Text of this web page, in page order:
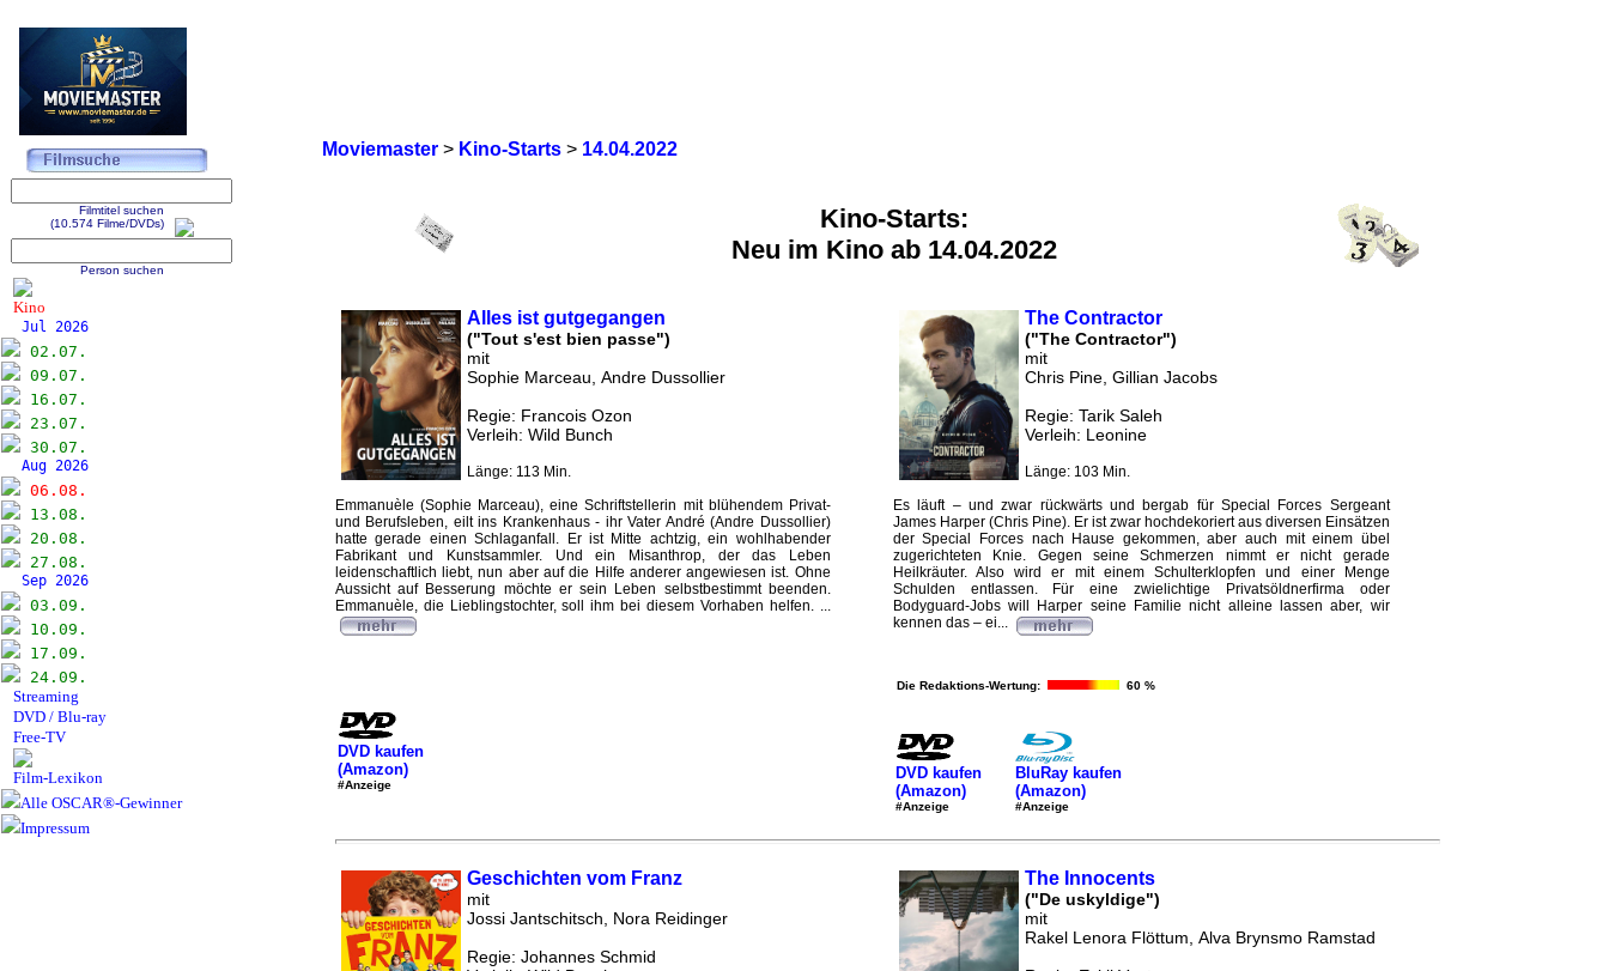
Moviemaster> Kino-Starts> 14.04.2022
Kino-Starts:
Neu im Kino ab 14.04.2022
Alles ist gutgegangen
("Tout s'est bien passe")
mit
Sophie Marceau, Andre Dussollier
Regie: Francois Ozon
Verleih: Wild Bunch
Länge: 113 Min.
Emmanuèle (Sophie Marceau), eine Schriftstellerin mit blühendem Privat-
und Berufsleben, eilt ins Krankenhaus - ihr Vater André (Andre Dussollier)
hatte gerade einen Schlaganfall. Er ist Mitte achtzig, ein wohlhabender
Fabrikant und Kunstsammler. Und ein Misanthrop, der das Leben
leidenschaftlich liebt, nun aber auf die Hilfe anderer angewiesen ist. Ohne
Aussicht auf Besserung möchte er sein Leben selbstbestimmt beenden.
Emmanuèle, die Lieblingstochter, soll ihm bei diesem Vorhaben helfen. ...
DVD kaufen
(Amazon)
#Anzeige
The Contractor
("The Contractor")
mit
Chris Pine, Gillian Jacobs
Regie: Tarik Saleh
Verleih: Leonine
Länge: 103 Min.
Es läuft – und zwar rückwärts und bergab für Special Forces Sergeant
James Harper (Chris Pine). Er ist zwar hochdekoriert aus diversen Einsätzen
der Special Forces nach Hause gekommen, aber auch mit einem übel
zugerichteten Knie. Gegen seine Schmerzen nimmt er nicht gerade
Heilkräuter. Also wird er mit einem Schulterklopfen und einer Menge
Schulden entlassen. Für eine zwielichtige Privatsöldnerfirma oder
Bodyguard-Jobs will Harper seine Familie nicht alleine lassen aber, wir
kennen das – ei...
Die Redaktions-Wertung: 60 %
DVD kaufen
(Amazon)
#Anzeige
BluRay kaufen
(Amazon)
#Anzeige
Geschichten vom Franz
mit
Jossi Jantschitsch, Nora Reidinger
Regie: Johannes Schmid
The Innocents
("De uskyldige")
mit
Rakel Lenora Flöttum, Alva Brynsmo Ramstad
Filmtitel suchen
(10.574 Filme/DVDs)
Person suchen
Kino
Jul 2026
02.07.
09.07.
16.07.
23.07.
30.07.
Aug 2026
06.08.
13.08.
20.08.
27.08.
Sep 2026
03.09.
10.09.
17.09.
24.09.
Streaming
DVD / Blu-ray
Free-TV
Film-Lexikon
Alle OSCAR®-Gewinner
Impressum